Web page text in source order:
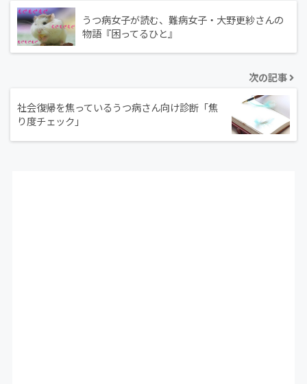
うつ病女子が読む、難病女子・大野更紗さんの
物語『困ってるひと』
次の記事
社会復帰を焦っているうつ病さん向け診断「焦
り度チェック」